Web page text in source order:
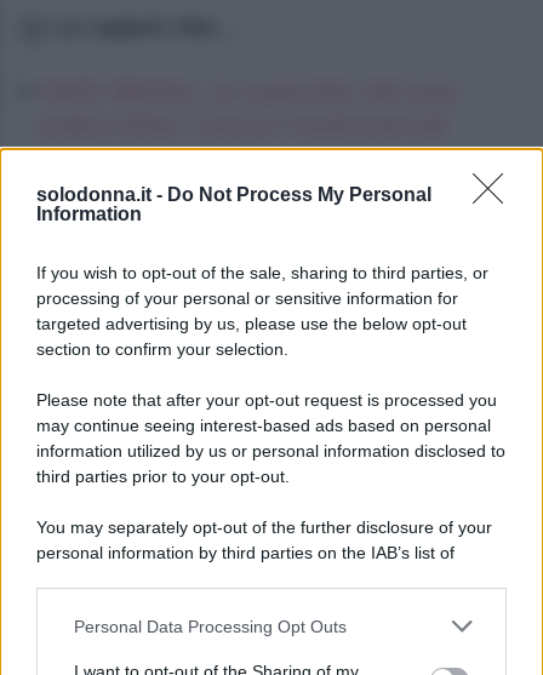
solodonna.it - Do Not Process My Personal
Information
If you wish to opt-out of the sale, sharing to third parties, or
processing of your personal or sensitive information for
targeted advertising by us, please use the below opt-out
section to confirm your selection.
Please note that after your opt-out request is processed you
may continue seeing interest-based ads based on personal
information utilized by us or personal information disclosed to
third parties prior to your opt-out.
You may separately opt-out of the further disclosure of your
personal information by third parties on the IAB’s list of
This information may also be disclosed by us to third parties
Personal Data Processing Opt Outs
Oroscopo del pomeriggio, mercoledì 5
agosto
Oroscopo del pomeriggio, mercoledì 5
agosto